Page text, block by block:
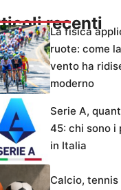
recenti
La fisica
ruote: come
vento ha
moderno
Serie A,
45: chi sono i
in Italia
Calcio,